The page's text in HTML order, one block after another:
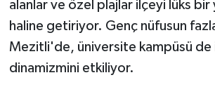
alanlar ve özel plajlar ilçeyi lüks bir
haline getiriyor. Genç nüfusun
Mezitli'de, üniversite kampüsü de
dinamizmini etkiliyor.